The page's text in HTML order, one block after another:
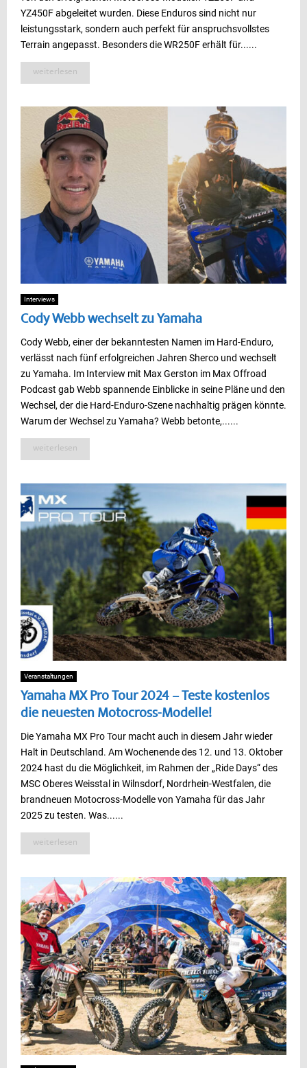
YZ450F abgeleitet wurden. Diese Enduros sind nicht nur
leistungsstark, sondern auch perfekt für anspruchsvollstes
Terrain angepasst. Besonders die WR250F erhält für......
weiterlesen
Interviews
Cody Webb wechselt zu Yamaha
Cody Webb, einer der bekanntesten Namen im Hard-Enduro,
verlässt nach fünf erfolgreichen Jahren Sherco und wechselt
zu Yamaha. Im Interview mit Max Gerston im Max Offroad
Podcast gab Webb spannende Einblicke in seine Pläne und den
Wechsel, der die Hard-Enduro-Szene nachhaltig prägen könnte.
Warum der Wechsel zu Yamaha? Webb betonte,......
weiterlesen
Veranstaltungen
Yamaha MX Pro Tour 2024 – Teste kostenlos
die neuesten Motocross-Modelle!
Die Yamaha MX Pro Tour macht auch in diesem Jahr wieder
Halt in Deutschland. Am Wochenende des 12. und 13. Oktober
2024 hast du die Möglichkeit, im Rahmen der „Ride Days“ des
MSC Oberes Weisstal in Wilnsdorf, Nordrhein-Westfalen, die
brandneuen Motocross-Modelle von Yamaha für das Jahr
2025 zu testen. Was......
weiterlesen